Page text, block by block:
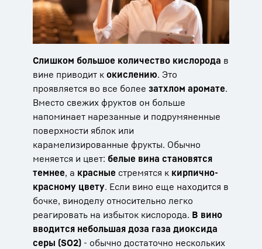
Слишком большое количество кислорода в
вине приводит к окислению. Это
проявляется во все более затхлом аромате.
Вместо свежих фруктов он больше
напоминает нарезанные и подрумяненные
поверхности яблок или
карамелизированные фрукты. Обычно
меняется и цвет: белые вина становятся
темнее, а красные стремятся к кирпично-
красному цвету. Если вино еще находится в
бочке, виноделу относительно легко
реагировать на избыток кислорода. В вино
вводится небольшая доза газа диоксида
серы (SO2) - обычно достаточно нескольких